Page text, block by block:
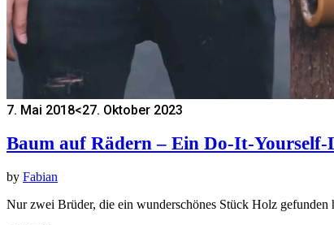
7. Mai 2018<27. Oktober 2023
Baum auf Rädern – Ein Do-It-
by Fabian
Nur zwei Brüder, die ein wunderschönes Stück Holz